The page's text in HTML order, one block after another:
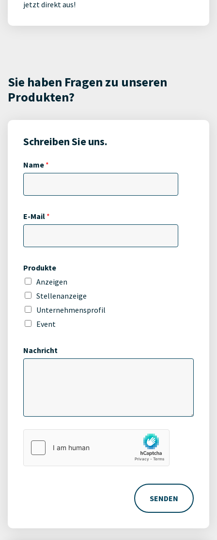
jetzt direkt aus!
Sie haben Fragen zu unseren
Produkten?
Schreiben Sie uns.
Name *
E-Mail *
Produkte
Anzeigen
Stellenanzeige
Unternehmensprofil
Event
Nachricht
SENDEN